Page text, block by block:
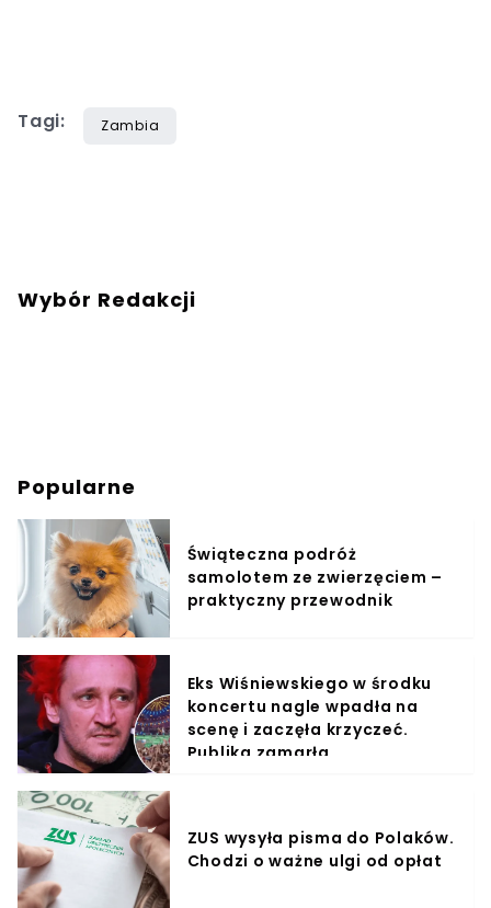
Tagi: Zambia
Wybór Redakcji
Popularne
Świąteczna podróż
samolotem ze zwierzęciem –
praktyczny przewodnik
Eks Wiśniewskiego w środku
koncertu nagle wpadła na
scenę i zaczęła krzyczeć.
Publika zamarła
ZUS wysyła pisma do Polaków.
Chodzi o ważne ulgi od opłat